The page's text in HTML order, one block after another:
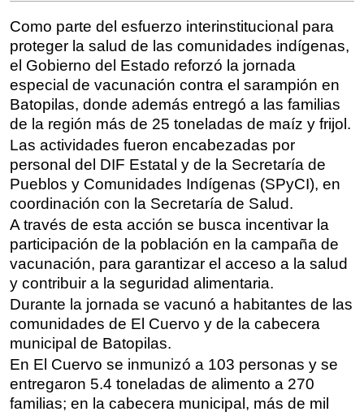
Como parte del esfuerzo interinstitucional para
proteger la salud de las comunidades indígenas,
el Gobierno del Estado reforzó la jornada
especial de vacunación contra el sarampión en
Batopilas, donde además entregó a las familias
de la región más de 25 toneladas de maíz y frijol.
Las actividades fueron encabezadas por
personal del DIF Estatal y de la Secretaría de
Pueblos y Comunidades Indígenas (SPyCI), en
coordinación con la Secretaría de Salud.
A través de esta acción se busca incentivar la
participación de la población en la campaña de
vacunación, para garantizar el acceso a la salud
y contribuir a la seguridad alimentaria.
Durante la jornada se vacunó a habitantes de las
comunidades de El Cuervo y de la cabecera
municipal de Batopilas.
En El Cuervo se inmunizó a 103 personas y se
entregaron 5.4 toneladas de alimento a 270
familias; en la cabecera municipal, más de mil